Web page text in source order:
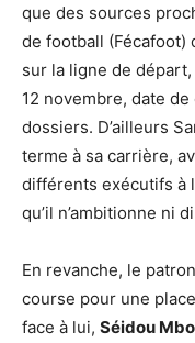
que des sources
de football
sur la ligne de départ,
12 novembre, date
dossiers. D’ailleurs
terme à sa carrière,
différents exécutifs à
qu’il n’ambitionne ni
En revanche, le
course pour une
face à lui, Séidou